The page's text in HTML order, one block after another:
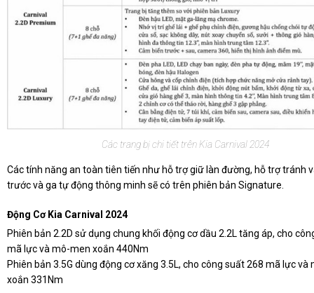
Các trang bị chi tiết trên Kia Carnival 2024
Các tính năng an toàn tiên tiến như hỗ trợ giữ làn đường, hỗ trợ tránh
trước và ga tự động thông minh sẽ có trên phiên bản Signature.
Động Cơ Kia Carnival 2024
Phiên bản 2.2D sử dụng chung khối động cơ dầu 2.2L tăng áp, cho
mã lực và mô-men xoắn 440Nm
Phiên bản 3.5G dùng động cơ xăng 3.5L, cho công suất 268 mã lực và
xoắn 331Nm